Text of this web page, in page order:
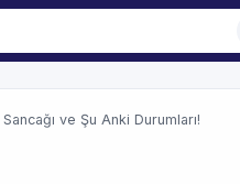
ve Şu Anki Durumları!